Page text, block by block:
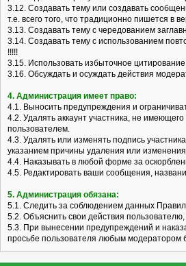
3.12. Создавать тему или создавать
т.е. всего того, что традиционно пишется в
3.13. Создавать тему с чередованием
3.14. Создавать тему с использованием
!!!!!
3.15. Использовать избыточное
3.16. Обсуждать и осуждать действия
4. Администрация имеет право:
4.1. Выносить предупреждения и
4.2. Удалять аккаунт участника, не
пользователем.
4.3. Удалять или изменять подпись
указанием причины удаления или
4.4. Наказывать в любой форме за
4.5. Редактировать ваши сообщения,
5. Администрация обязана:
5.1. Следить за соблюдением данных
5.2. Объяснить свои действия
5.3. При вынесении предупреждений и
просьбе пользователя любым модератором